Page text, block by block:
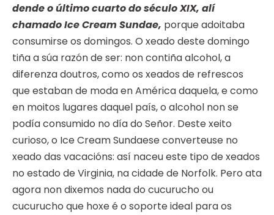
dende o último cuarto do século XIX, alí
chamado Ice Cream Sundae, porque adoitaba
consumirse os domingos. O xeado deste domingo
tiña a súa razón de ser: non contiña alcohol, a
diferenza doutros, como os xeados de refrescos
que estaban de moda en América daquela, e como
en moitos lugares daquel país, o alcohol non se
podía consumido no día do Señor. Deste xeito
curioso, o Ice Cream Sundaese converteuse no
xeado das vacacións: así naceu este tipo de xeados
no estado de Virginia, na cidade de Norfolk. Pero ata
agora non dixemos nada do cucurucho ou
cucurucho que hoxe é o soporte ideal para os